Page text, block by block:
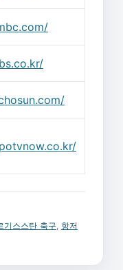
기스스탄 축구 항저